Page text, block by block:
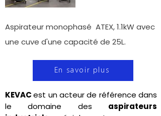
Aspirateur monophasé ATEX, 1.1kW avec
une cuve d'une capacité de 25L.
En savoir plus
KEVACest un acteur de référence dans
le domaine des aspirateurs